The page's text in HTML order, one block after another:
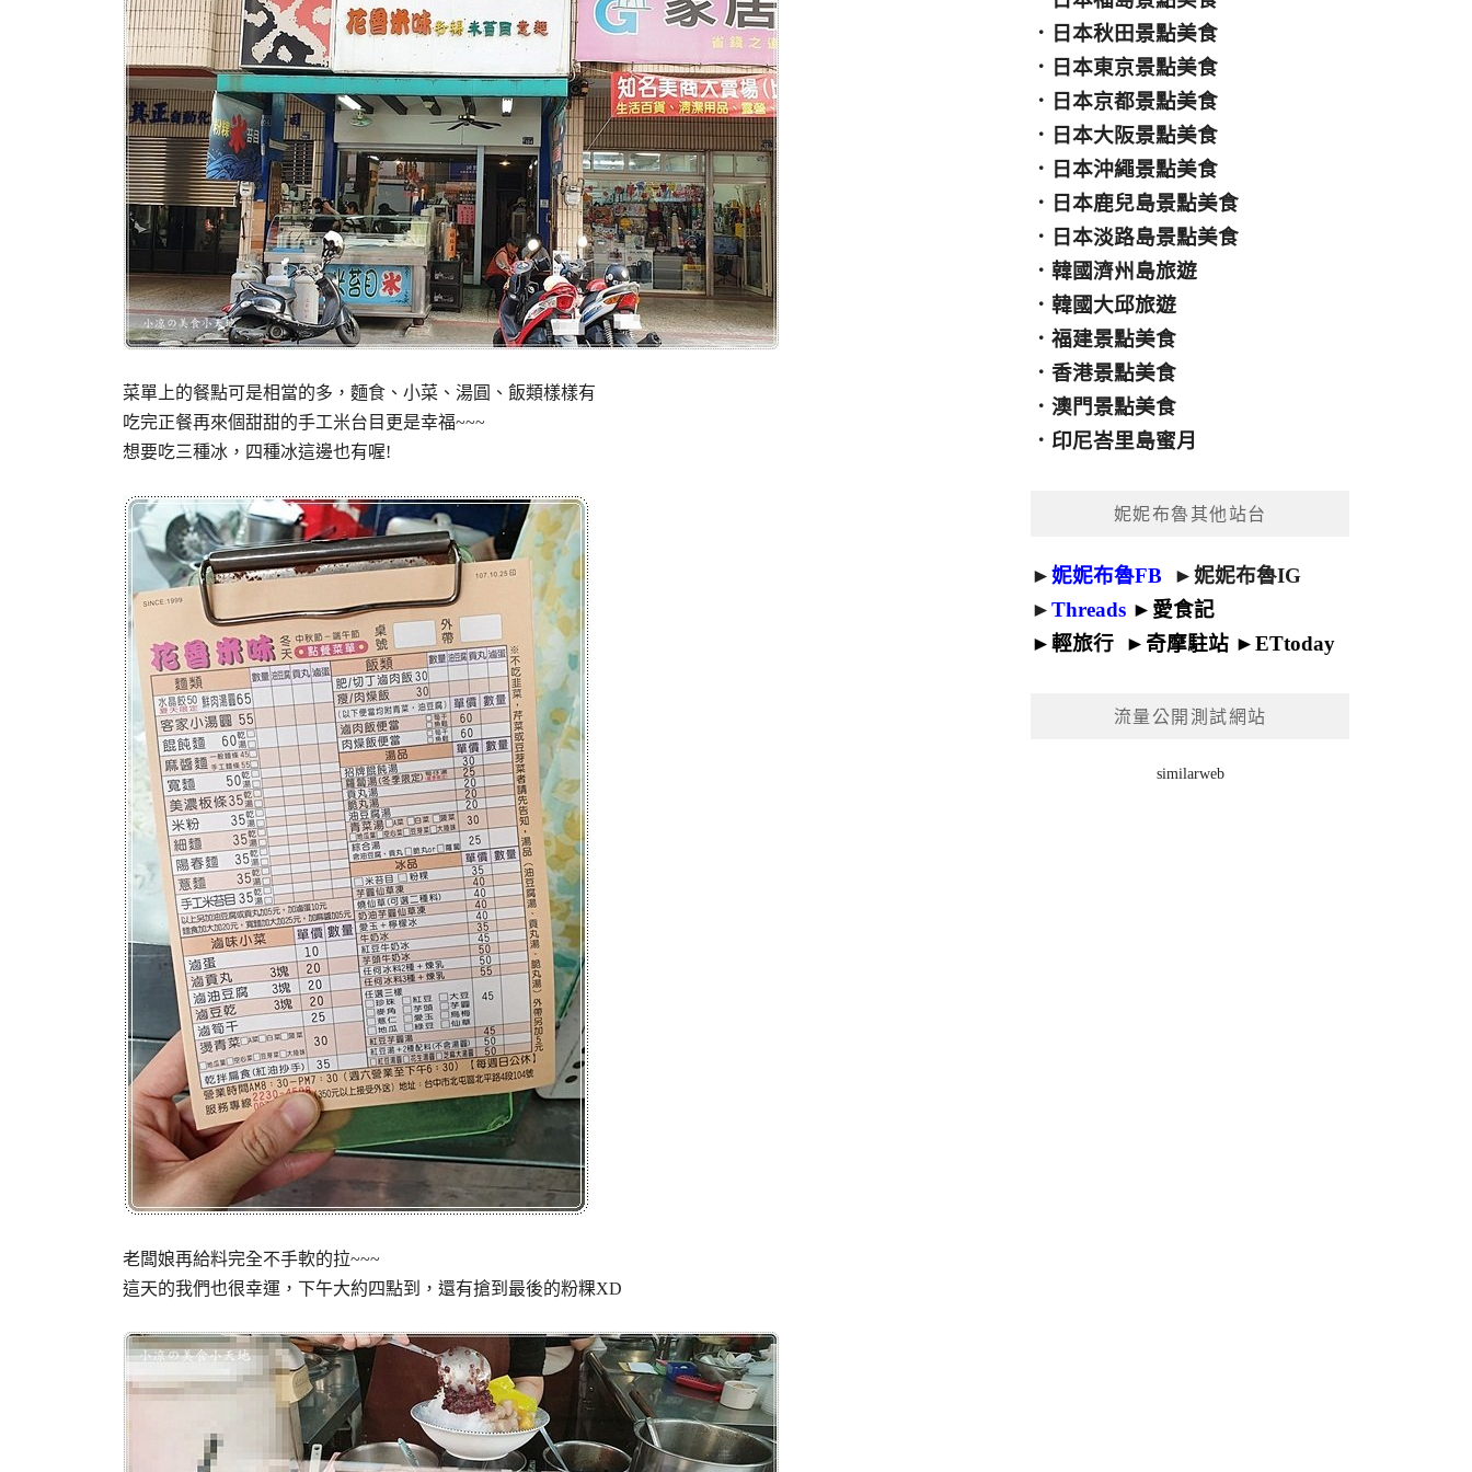
菜單上的餐點可是相當的多，麵食、小菜、湯圓、飯類樣樣有
吃完正餐再來個甜甜的手工米台目更是幸福~~~
想要吃三種冰，四種冰這邊也有喔!
老闆娘再給料完全不手軟的拉~~~
這天的我們也很幸運，下午大約四點到，還有搶到最後的粉粿XD
． 日本秋田景點美食
． 日本東京景點美食
． 日本京都景點美食
． 日本大阪景點美食
． 日本沖繩景點美食
． 日本鹿兒島景點美食
． 日本淡路島景點美食
．韓國濟州島旅遊
．韓國大邱旅遊
．福建景點美食
．香港景點美食
．澳門景點美食
． 印尼峇里島蜜月
妮妮布魯其他站台
►妮妮布魯FB ►妮妮布魯IG
►Threads ► 愛食記
►輕旅行 ► 奇摩駐站 ►ETtoday
流量公開測試網站
similarweb